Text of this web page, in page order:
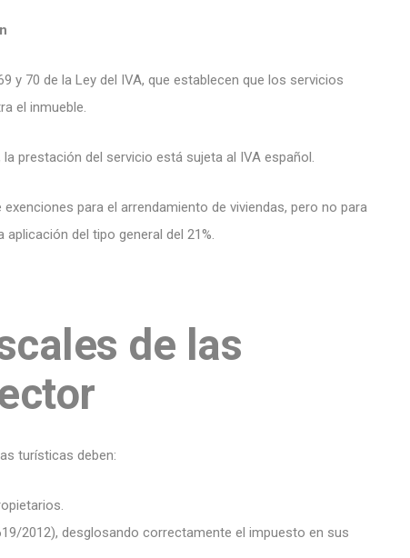
y 70 de la Ley del IVA, que establecen que los servicios
el inmueble.
prestación del servicio está sujeta al IVA español.
para el arrendamiento de viviendas, pero no para
del tipo general del 21%.
de las
turísticas deben:
2012), desglosando correctamente el impuesto en sus